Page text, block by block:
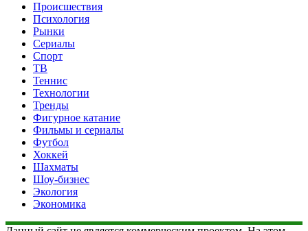
Происшествия
Психология
Рынки
Сериалы
Спорт
ТВ
Теннис
Технологии
Тренды
Фигурное катание
Фильмы и сериалы
Футбол
Хоккей
Шахматы
Шоу-бизнес
Экология
Экономика